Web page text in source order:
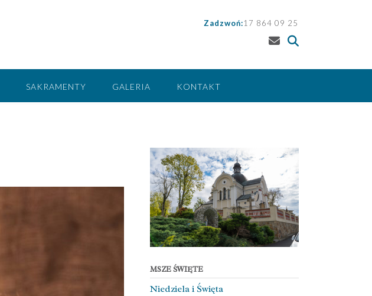
Zadzwoń:17 864 09 25
SAKRAMENTY GALERIA KONTAKT
MSZE ŚWIĘTE
Niedziela ­i Święta